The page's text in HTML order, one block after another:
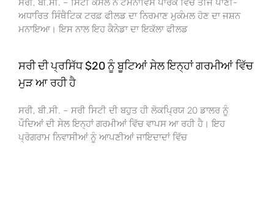
ਸਰੀ, ਬੀ.ਸੀ. – ਸਿਟੀ ਕੌਂਸਲ ਨੇ ਟੈਮੇਨਾਵਿਸ ਪਾਰਕ ਵਿੱਚ ਤੀਜੇ ਪਾਣੀ-
ਅਧਾਰਿਤ ਸਿੰਥੈਟਿਕ ਟਰਫ਼ ਫੀਲਡ ਦਾ ਨਿਰਮਾਣ ਮੁਕੰਮਲ ਹੋਣ ਦਾ ਜਸ਼ਨ
ਮਨਾਇਆ। ਇਸ ਨਾਲ ਇਹ ਕੈਨੇਡਾ ਦਾ ਇਕੱਲਾ ਫੀਲਡ
ਸਰੀ ਦੀ ਪ੍ਰਸਿੱਧ $20 ਨੂੰ ਬੂਟਿਆਂ ਸੇਲ ਇਨ੍ਹਾਂ ਗਰਮੀਆਂ ਵਿੱਚ
ਮੁੜ ਆ ਰਹੀ ਹੈ
ਸਰੀ, ਬੀ.ਸੀ. – ਸਰੀ ਸਿਟੀ ਦੀ ਬਹੁਤ ਹੀ ਲੋਕਪ੍ਰਿਯ 20 ਡਾਲਰ ਨੂੰ
ਪੌਦਿਆਂ ਦੀ ਸੇਲ ਇਨ੍ਹਾਂ ਗਰਮੀਆਂ ਵਿੱਚ ਵਾਪਸ ਆ ਰਹੀ ਹੈ। ਇਹ
ਪ੍ਰੋਗਰਾਮ ਨਿਵਾਸੀਆਂ ਨੂੰ ਆਪਣੀਆਂ ਜਾਇਦਾਦਾਂ ਵਿੱਚ